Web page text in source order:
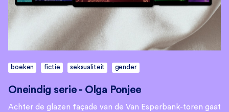
boeken fictie seksualiteit gender
Oneindig serie - Olga Ponjee
Achter de glazen façade van de Van Esperbank-toren gaat